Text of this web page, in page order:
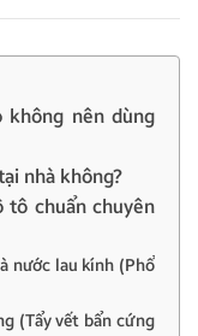
nên dùng
nhà không?
tô chuẩn chuyên
nước lau kính (Phổ
(Tẩy vết bẩn cứng